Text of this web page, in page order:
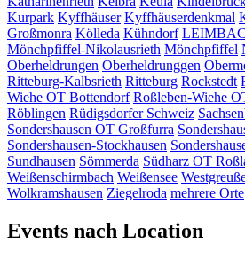
Kurpark Kyffhäuser Kyffhäuserdenkmal
Großmonra Kölleda Kühndorf
Mönchpfiffel-Nikolausrieth Mönchpfiffel
Oberheldrungen Oberheldrunggen
Ritteburg-Kalbsrieth Ritteburg Rockstedt
Wiehe OT Bottendorf Roßleben-Wiehe
Röblingen Rüdigsdorfer Schweiz
Sondershausen OT Großfurra
Sondershausen-Stockhausen
Sundhausen Sömmerda Südharz OT
Weißenschirmbach Weißensee
Wolkramshausen Ziegelroda mehrere Orte
Events nach Location